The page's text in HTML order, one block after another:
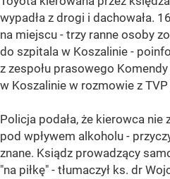
wypadła z drogi i dachowała.
na miejscu - trzy ranne osoby
do szpitala w Koszalinie -
z zespołu prasowego
w Koszalinie w rozmowie z
Policja podała, że kierowca nie
pod wpływem alkoholu -
znane. Ksiądz prowadzący
"na piłkę" - tłumaczył ks. dr